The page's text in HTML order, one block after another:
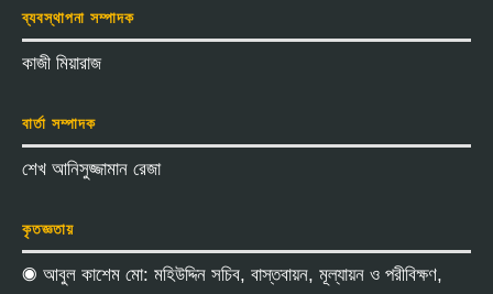
ব্যবস্থাপনা সম্পাদক
কাজী মিয়ারাজ
বার্তা সম্পাদক
শেখ আনিসুজ্জামান রেজা
কৃতজ্ঞতায়
◉ আবুল কাশেম মো: মহিউদ্দিন সচিব, বাস্তবায়ন, মূল্যায়ন ও পরীবিক্ষণ,